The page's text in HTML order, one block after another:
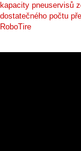
kapacity pneuservisů
dostatečného počtu
RoboTire